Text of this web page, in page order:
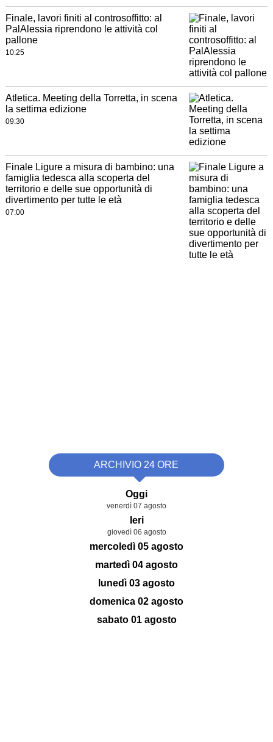
Finale, lavori finiti al controsoffitto: al
PalAlessia riprendono le attività col
pallone
10:25
Atletica. Meeting della Torretta, in scena
la settima edizione
09:30
Finale Ligure a misura di bambino: una
famiglia tedesca alla scoperta del
territorio e delle sue opportunità di
divertimento per tutte le età
07:00
ARCHIVIO 24 ORE
Oggi
venerdì 07 agosto
Ieri
giovedì 06 agosto
mercoledì 05 agosto
martedì 04 agosto
lunedì 03 agosto
domenica 02 agosto
sabato 01 agosto